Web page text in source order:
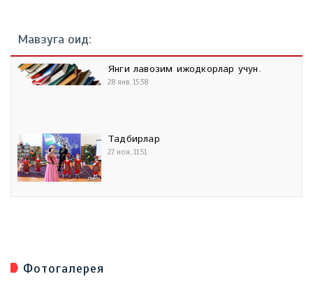
Мавзуга оид:
Янги лавозим ижодкорлар учун.
28 янв, 15:38
Тадбирлар
27 ноя, 11:51
Фотогалерея